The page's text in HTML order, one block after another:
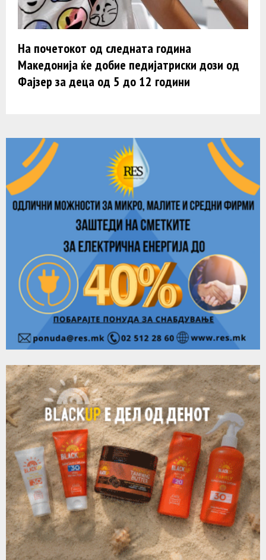
На почетокот од следната година
Македонија ќе добие педијатриски дози од
Фајзер за деца од 5 до 12 години